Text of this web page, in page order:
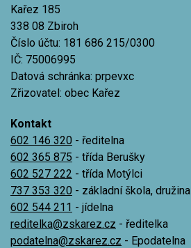
Kařez 185
338 08 Zbiroh
Číslo účtu: 181 686 215/0300
IČ: 75006995
Datová schránka: prpevxc
Zřizovatel: obec Kařez
Kontakt
602 146 320 - ředitelna
602 365 875 - třída Berušky
602 527 222 - třída Motýlci
737 353 320 - základní škola, družina
602 544 211 - jídelna
reditelka@zskarez.cz - ředitelka
podatelna@zskarez.cz - Epodatelna